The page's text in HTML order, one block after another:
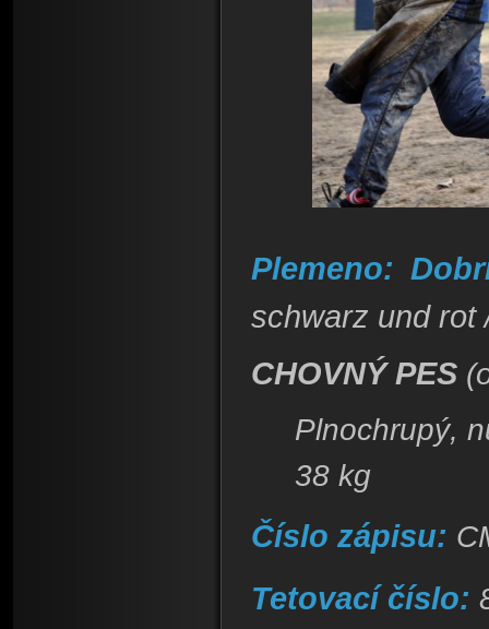
Plemeno:
schwarz und rot
CHOVNÝ PES
Plnochrupý,
38 kg
Číslo zápisu:
Tetovací číslo: